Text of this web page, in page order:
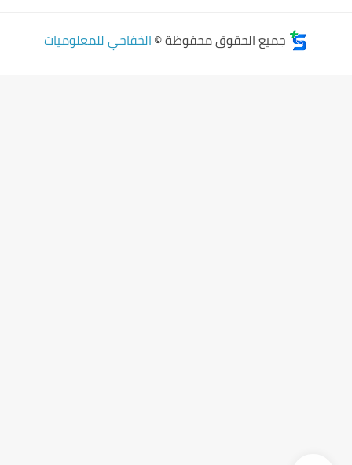
جميع الحقوق محفوظة ©الخفاجي للمعلوميات